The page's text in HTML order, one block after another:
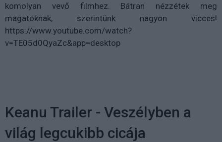
komolyan vevő filmhez. Bátran nézzétek meg
magatoknak, szerintünk nagyon vicces!
https://www.youtube.com/watch?
v=TE05d0QyaZc&app=desktop
Keanu Trailer - Veszélyben a
világ legcukibb cicája